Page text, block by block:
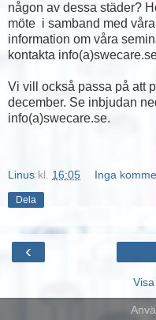
någon av dessa städer?
möte i samband med
information om våra
kontakta
Vi vill också passa på att
december. Se inbjudan
info(a)swecare.se.
Linus kl. 16:05 Inga
Dela
‹